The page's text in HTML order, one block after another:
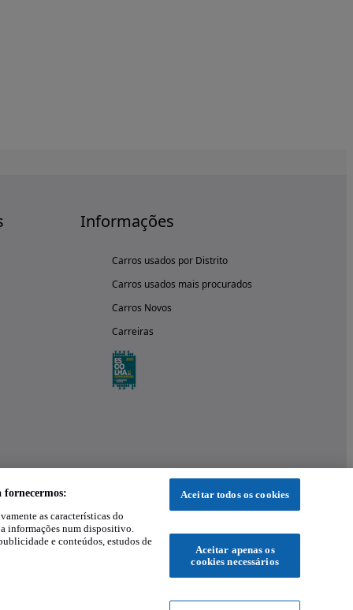
Informações
Carros usados por Distrito
Carros usados mais procurados
Carros Novos
Carreiras
fornecermos:
as características do
informações num dispositivo.
e conteúdos, estudos de
Aceitar todos os cookies
Aceitar apenas os
cookies necessários